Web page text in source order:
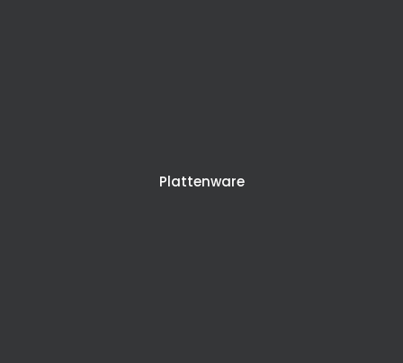
Plattenware